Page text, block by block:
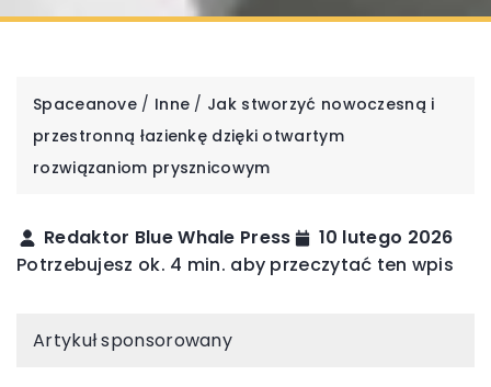
Spaceanove / Inne / Jak stworzyć nowoczesną i
przestronną łazienkę dzięki otwartym
rozwiązaniom prysznicowym
Redaktor Blue Whale Press
10 lutego 2026
Potrzebujesz ok. 4 min. aby przeczytać ten wpis
Artykuł sponsorowany